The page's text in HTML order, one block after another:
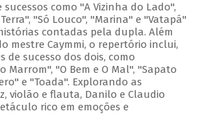
como "A Vizinha do Lado",
"Só Louco", "Marina" e "Vatapá"
contadas pela dupla. Além
mestre Caymmi, o repertório inclui,
de sucesso dos dois, como
Marrom", "O Bem e O Mal", "Sapato
e "Toada". Explorando as
violão e flauta, Danilo e Claudio
rico em emoções e